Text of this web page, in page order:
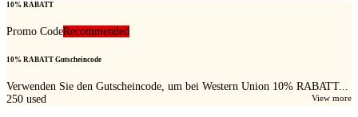
10% RABATT
Promo CodeRecommended
10% RABATT Gutscheincode
Verwenden Sie den Gutscheincode, um bei Western Union 10% RABATT...
View more
250 used